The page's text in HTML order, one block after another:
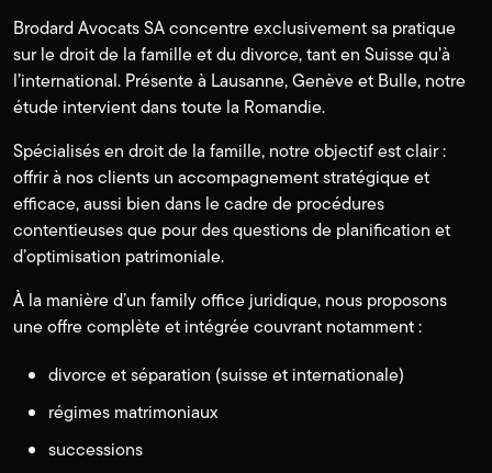
Brodard Avocats SA concentre exclusivement sa pratique
sur le droit de la famille et du divorce, tant en Suisse qu’à
l’international. Présente à Lausanne, Genève et Bulle, notre
étude intervient dans toute la Romandie.
Spécialisés en droit de la famille, notre objectif est clair :
offrir à nos clients un accompagnement stratégique et
efficace, aussi bien dans le cadre de procédures
contentieuses que pour des questions de planification et
d’optimisation patrimoniale.
À la manière d’un family office juridique, nous proposons
une offre complète et intégrée couvrant notamment :
divorce et séparation (suisse et internationale)
régimes matrimoniaux
successions